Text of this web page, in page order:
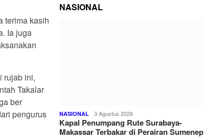
terima kasih
Ia juga
rujab ini,
Takalar
ber
pengurus
NASIONAL
NASIONAL 3 Agustus 2026
Kapal Penumpang Rute Surabaya-
Makassar Terbakar di Perairan Sumenep